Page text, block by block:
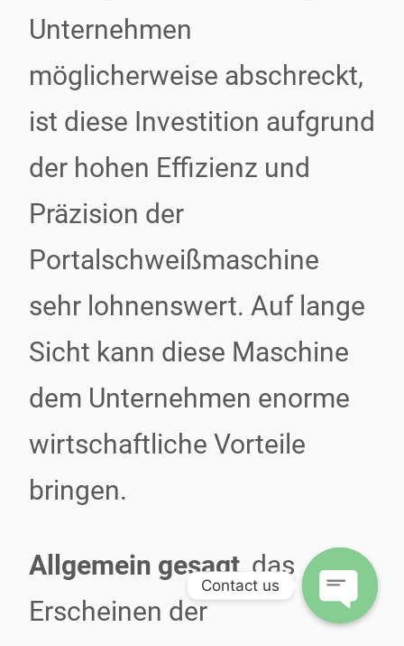
Unternehmen
möglicherweise abschreckt,
ist diese Investition aufgrund
der hohen Effizienz und
Präzision der
Portalschweißmaschine
sehr lohnenswert. Auf lange
Sicht kann diese Maschine
dem Unternehmen enorme
wirtschaftliche Vorteile
bringen.
Allgemein gesagt , das
Erscheinen der
Contact us